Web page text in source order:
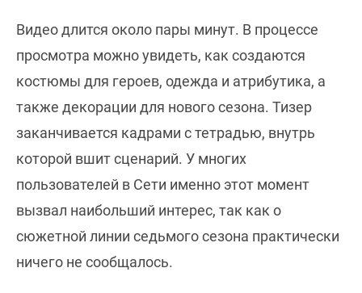
Видео длится около пары минут. В процессе
просмотра можно увидеть, как создаются
костюмы для героев, одежда и атрибутика, а
также декорации для нового сезона. Тизер
заканчивается кадрами с тетрадью, внутрь
которой вшит сценарий. У многих
пользователей в Сети именно этот момент
вызвал наибольший интерес, так как о
сюжетной линии седьмого сезона практически
ничего не сообщалось.